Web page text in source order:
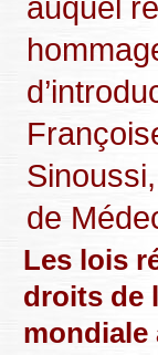
de
Les lois
droits de
mondiale